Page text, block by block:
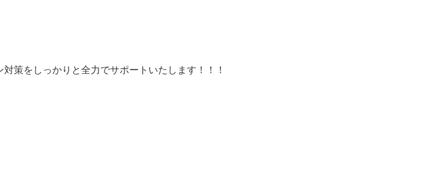
策をしっかりと全力でサポートいたします！！！